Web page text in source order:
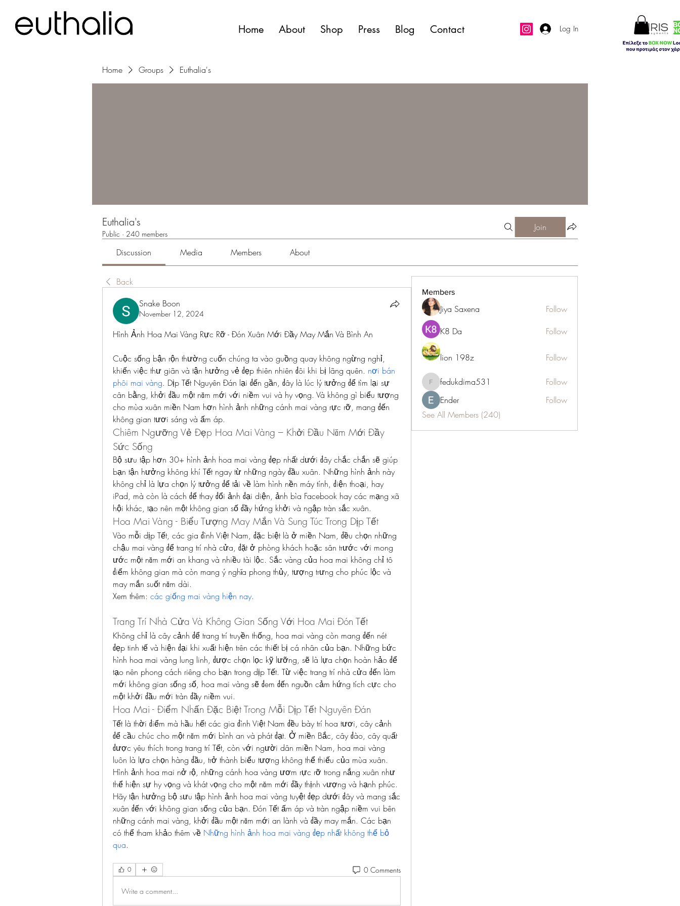
Home About Shop Press Blog Contact Log In
Home Groups Euthalia's
Euthalia's
Public · 240 members
Join
Discussion Media Members About
Back
Snake Boon
November 12, 2024
Hình Ảnh Hoa Mai Vàng Rực Rỡ - Đón Xuân Mới Đầy May Mắn Và Bình An
Cuộc sống bận rộn thường cuốn chúng ta vào guồng quay không ngừng nghỉ,
khiến việc thư giãn và tận hưởng vẻ đẹp thiên nhiên đôi khi bị lãng quên. nơi bán
phôi mai vàng. Dịp Tết Nguyên Đán lại đến gần, đây là lúc lý tưởng để tìm lại sự
cân bằng, khởi đầu một năm mới với niềm vui và hy vọng. Và không gì biểu tượng
cho mùa xuân miền Nam hơn hình ảnh những cánh mai vàng rực rỡ, mang đến
không gian tươi sáng và ấm áp.
Chiêm Ngưỡng Vẻ Đẹp Hoa Mai Vàng – Khởi Đầu Năm Mới Đầy
Sức Sống
Bộ sưu tập hơn 30+ hình ảnh hoa mai vàng đẹp nhất dưới đây chắc chắn sẽ giúp
bạn tận hưởng không khí Tết ngay từ những ngày đầu xuân. Những hình ảnh này
không chỉ là lựa chọn lý tưởng để tải về làm hình nền máy tính, điện thoại, hay
iPad, mà còn là cách để thay đổi ảnh đại diện, ảnh bìa Facebook hay các mạng xã
hội khác, tạo nên một không gian số đầy hứng khởi và ngập tràn sắc xuân.
Hoa Mai Vàng - Biểu Tượng May Mắn Và Sung Túc Trong Dịp Tết
Vào mỗi dịp Tết, các gia đình Việt Nam, đặc biệt là ở miền Nam, đều chọn những
chậu mai vàng để trang trí nhà cửa, đặt ở phòng khách hoặc sân trước với mong
ước một năm mới an khang và nhiều tài lộc. Sắc vàng của hoa mai không chỉ tô
điểm không gian mà còn mang ý nghĩa phong thủy, tượng trưng cho phúc lộc và
may mắn suốt năm dài.
Xem thêm: các giống mai vàng hiện nay.
Trang Trí Nhà Cửa Và Không Gian Sống Với Hoa Mai Đón Tết
Không chỉ là cây cảnh để trang trí truyền thống, hoa mai vàng còn mang đến nét
đẹp tinh tế và hiện đại khi xuất hiện trên các thiết bị cá nhân của bạn. Những bức
hình hoa mai vàng lung linh, được chọn lọc kỹ lưỡng, sẽ là lựa chọn hoàn hảo để
tạo nên phong cách riêng cho bạn trong dịp Tết. Từ việc trang trí nhà cửa đến làm
mới không gian sống số, hoa mai vàng sẽ đem đến nguồn cảm hứng tích cực cho
một khởi đầu mới tràn đầy niềm vui.
Hoa Mai - Điểm Nhấn Đặc Biệt Trong Mỗi Dịp Tết Nguyên Đán
Tết là thời điểm mà hầu hết các gia đình Việt Nam đều bày trí hoa tươi, cây cảnh
để cầu chúc cho một năm mới bình an và phát đạt. Ở miền Bắc, cây đào, cây quất
được yêu thích trong trang trí Tết, còn với người dân miền Nam, hoa mai vàng
luôn là lựa chọn hàng đầu, trở thành biểu tượng không thể thiếu của mùa xuân.
Hình ảnh hoa mai nở rộ, những cánh hoa vàng ươm rực rỡ trong nắng xuân như
thể hiện sự hy vọng và khát vọng cho một năm mới đầy thịnh vượng và hạnh phúc.
Hãy tận hưởng bộ sưu tập hình ảnh hoa mai vàng tuyệt đẹp dưới đây và mang sắc
xuân đến với không gian sống của bạn. Đón Tết ấm áp và tràn ngập niềm vui bên
những cánh mai vàng, khởi đầu một năm mới an lành và đầy may mắn. Các bạn
có thể tham khảo thêm về Những hình ảnh hoa mai vàng đẹp nhất không thể bỏ
qua.
0 0 Comments
Write a comment...
Members
Jiya Saxena
Follow
K8 Da
Follow
lion 198z Follow
fedukdima531
fedukdima531
Follow
Ender
Follow
See All Members (240)